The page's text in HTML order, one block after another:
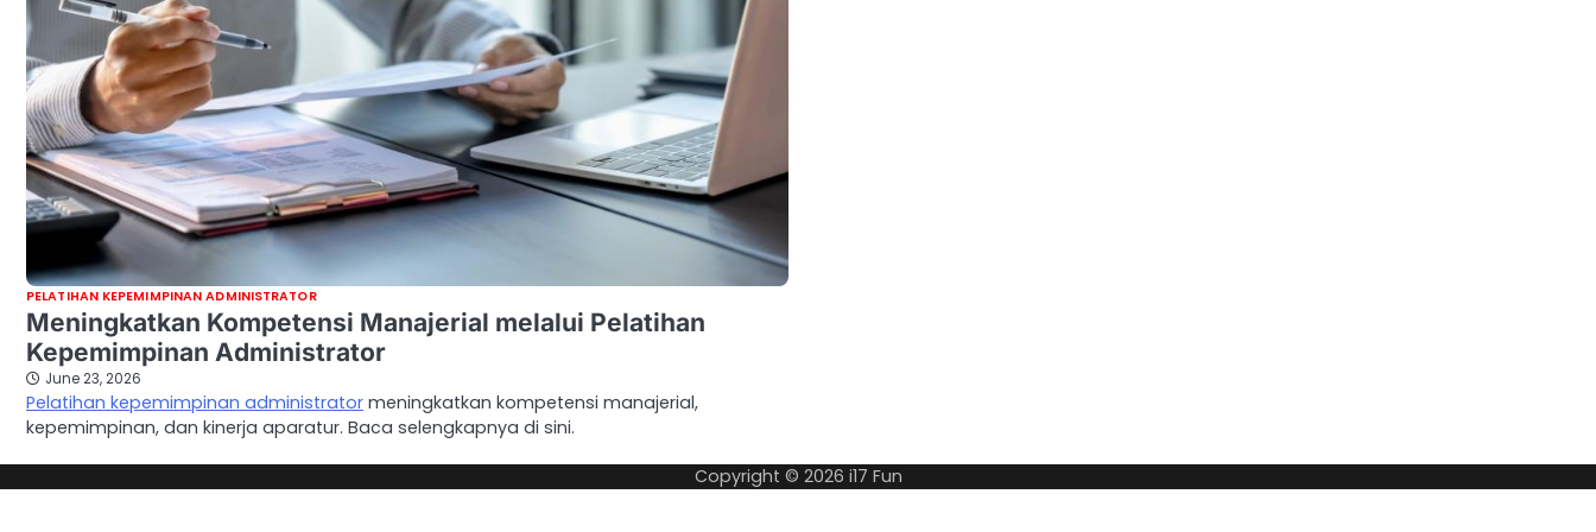
PELATIHAN KEPEMIMPINAN ADMINISTRATOR
Meningkatkan Kompetensi Manajerial melalui Pelatihan
Kepemimpinan Administrator
June 23, 2026
Pelatihan kepemimpinan administrator meningkatkan kompetensi manajerial,
kepemimpinan, dan kinerja aparatur. Baca selengkapnya di sini.
Copyright © 2026 i17 Fun